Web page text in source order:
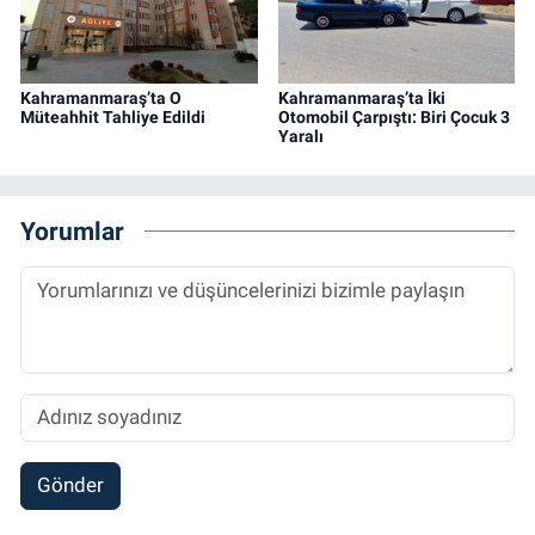
Kahramanmaraş’ta O
Müteahhit Tahliye Edildi
Kahramanmaraş’ta İki
Otomobil Çarpıştı: Biri Çocuk 3
Yaralı
Yorumlar
Gönder